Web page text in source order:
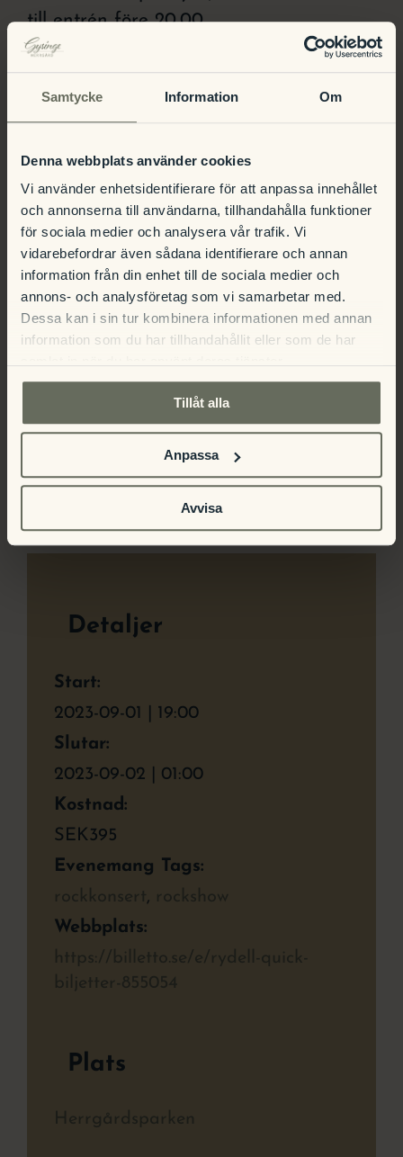
Samtycke Information Om
Denna webbplats använder cookies
Vi använder enhetsidentifierare för att anpassa innehållet
och annonserna till användarna, tillhandahålla funktioner
för sociala medier och analysera vår trafik. Vi
vidarebefordrar även sådana identifierare och annan
information från din enhet till de sociala medier och
annons- och analysföretag som vi samarbetar med.
Dessa kan i sin tur kombinera informationen med annan
information som du har tillhandahållit eller som de har
Tillåt alla
Anpassa
Avvisa
till entrén före 20.00.
Vi kommer att kunna sälja ett fåtal
Imorgon välkomnar vi våra gäster till en
kväll vi aldrig tidigare har fått uppleva
på Café Udden! Rock on!!
Bröllopsvisning på
Chris Kläfford &
Annika Ljungberg
Detaljer
Start:
2023-09-01 | 19:00
Slutar:
2023-09-02 | 01:00
Kostnad:
SEK395
Evenemang Tags:
rockkonsert, rockshow
Webbplats:
https://billetto.se/e/rydell-quick-
biljetter-855054
Plats
Herrgårdsparken